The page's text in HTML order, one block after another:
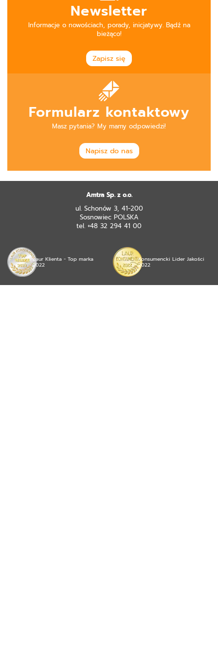
Newsletter
Informacje o nowościach, porady, inicjatywy. Bądź na
bieżąco!
Zapisz się
Formularz kontaktowy
Masz pytania? My mamy odpowiedzi!
Napisz do nas
Amtra Sp. z o.o.
ul. Schonów 3, 41-200
Sosnowiec POLSKA
tel. +48 32 294 41 00
Laur Klienta - Top marka
2022
Konsumencki Lider Jakości
2022